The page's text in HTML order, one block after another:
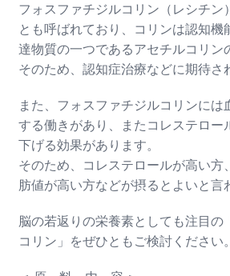
フォスファチジルコリン（レシチン
とも呼ばれており、コリンは認知機
達物質の一つであるアセチルコリン
そのため、認知症治療などに期待さ
また、フォスファチジルコリンには
する働きがあり、またコレステロー
下げる効果があります。
そのため、コレステロールが高い方
肪値が高い方などが摂るとよいと言
脳の若返りの栄養素としても注目の
コリン」をぜひともご検討ください。